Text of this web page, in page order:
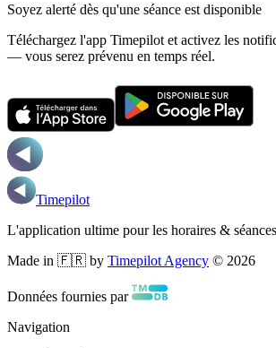
Soyez alerté dès qu'une séance est disponible
Téléchargez l'app Timepilot et activez les
— vous serez prévenu en temps réel.
Timepilot
L'application ultime pour les horaires &
Made in 🇫🇷 by Timepilot Agency © 2026
Données fournies par
Navigation